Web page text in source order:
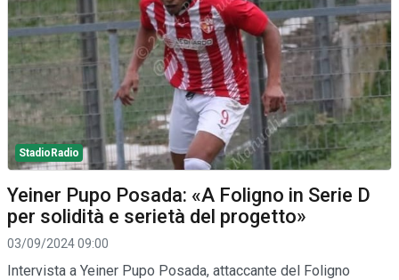
StadioRadio
Yeiner Pupo Posada: «A Foligno in Serie D
per solidità e serietà del progetto»
03/09/2024 09:00
Intervista a Yeiner Pupo Posada, attaccante del Foligno